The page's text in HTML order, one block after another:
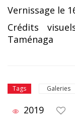
Vernissage le
Crédits
Taménaga
Tags Galeries
2019